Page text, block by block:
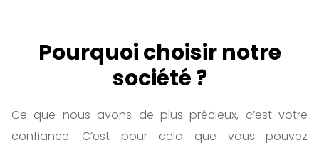
Pourquoi choisir notre
société ?
Ce que nous avons de plus précieux, c’est votre
confiance. C’est pour cela que vous pouvez